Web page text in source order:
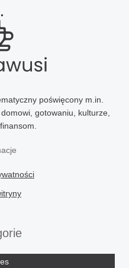
poświęcony m.in.
gotowaniu, kulturze,